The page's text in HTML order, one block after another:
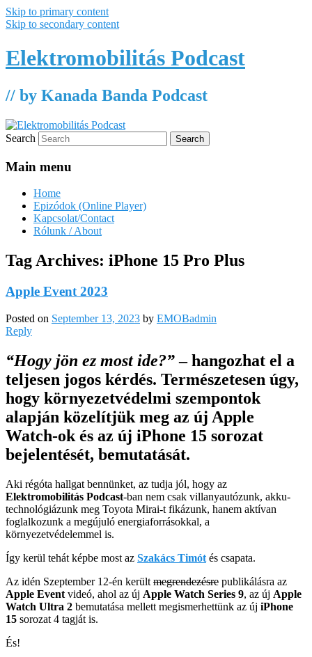
Skip to primary content
Skip to secondary content
Elektromobilitás Podcast
// by Kanada Banda Podcast
Search
Main menu
Home
Epizódok (Online Player)
Kapcsolat/Contact
Rólunk / About
Tag Archives: iPhone 15 Pro Plus
Apple Event 2023
Posted on September 13, 2023 by EMOBadmin
Reply
“Hogy jön ez most ide?”– hangozhat el a
teljesen jogos kérdés. Természetesen úgy,
hogy környezetvédelmi szempontok
alapján közelítjük meg az új Apple
Watch-ok és az új iPhone 15 sorozat
bejelentését, bemutatását.
Aki régóta hallgat bennünket, az tudja jól, hogy az
Elektromobilitás Podcast-ban nem csak villanyautózunk, akku-
technológiázunk meg Toyota Mirai-t fikázunk, hanem aktívan
foglalkozunk a megújuló energiaforrásokkal, a
környezetvédelemmel is.
Így kerül tehát képbe most az Szakács Timót és csapata.
Az idén Szeptember 12-én került megrendezésre publikálásra az
Apple Event videó, ahol az új Apple Watch Series 9, az új Apple
Watch Ultra 2 bemutatása mellett megismerhettünk az új iPhone
15 sorozat 4 tagját is.
És!